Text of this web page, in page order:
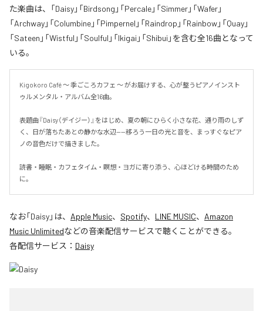
た楽曲は、「Daisy」「Birdsong」「Percale」「Simmer」「Wafer」
「Archway」「Columbine」「Pimpernel」「Raindrop」「Rainbow」「Quay」
「Sateen」「Wistful」「Soulful」「Ikigai」「Shibui」を含む全16曲となって
いる。
Kigokoro Café 〜 季ごころカフェ 〜 がお届けする、心が整うピアノインスト
ゥルメンタル・アルバム全16曲。
表題曲『Daisy（デイジー）』をはじめ、夏の朝にひらく小さな花、通り雨のしず
く、日が落ちたあとの静かな水辺——移ろう一日の光と音を、まっすぐなピア
ノの音色だけで描きました。
読書・睡眠・カフェタイム・瞑想・ヨガに寄り添う、心ほどける時間のため
に。
なお「Daisy」は、 Apple Music、 Spotify、 LINE MUSIC、 Amazon
Music Unlimitedなどの音楽配信サービスで聴くことができる。
各配信サービス： Daisy